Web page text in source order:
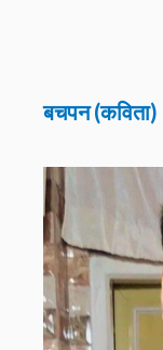
बचपन (कविता)